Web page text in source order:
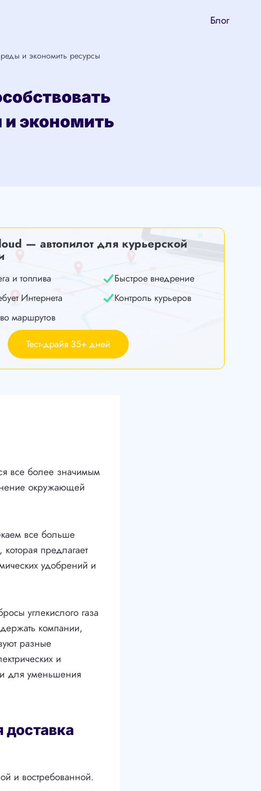
Блог
и экономить ресурсы
экономить
— автопилот для курьерской
и топлива
Быстрое внедрение
Интернета
Контроль курьеров
маршрутов
Тест-драйв 35+ дней
все более значимым
окружающей
все больше
предлагает
удобрений и
углекислого газа
компании,
разные
и
для уменьшения
и востребованной.